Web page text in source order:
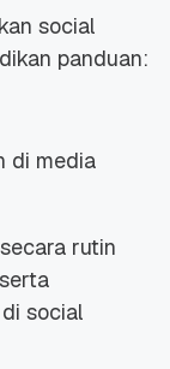
social
panduan:
di media
rutin
social